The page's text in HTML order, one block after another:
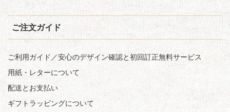
ご注文ガイド
ご利用ガイド／安心のデザイン確認と初回訂正無料サービス
用紙・レターについて
配送とお支払い
ギフトラッピングについて